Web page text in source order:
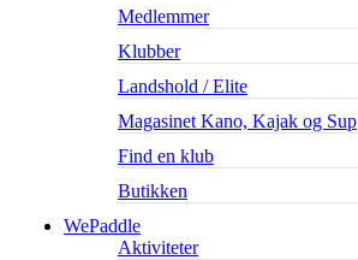
Medlemmer
Klubber
Landshold / Elite
Magasinet Kano, Kajak og Sup
Find en klub
Butikken
WePaddle
Aktiviteter